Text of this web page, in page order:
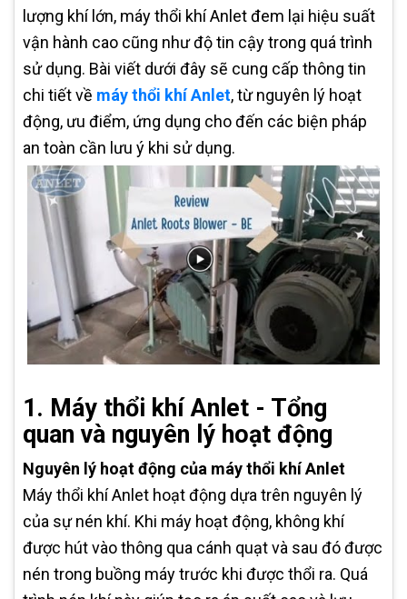
lượng khí lớn, máy thổi khí Anlet đem lại hiệu suất
vận hành cao cũng như độ tin cậy trong quá trình
sử dụng. Bài viết dưới đây sẽ cung cấp thông tin
chi tiết về máy thổi khí Anlet, từ nguyên lý hoạt
động, ưu điểm, ứng dụng cho đến các biện pháp
an toàn cần lưu ý khi sử dụng.
1. Máy thổi khí Anlet - Tổng
quan và nguyên lý hoạt động
Nguyên lý hoạt động của máy thổi khí Anlet
Máy thổi khí Anlet hoạt động dựa trên nguyên lý
của sự nén khí. Khi máy hoạt động, không khí
được hút vào thông qua cánh quạt và sau đó được
nén trong buồng máy trước khi được thổi ra. Quá